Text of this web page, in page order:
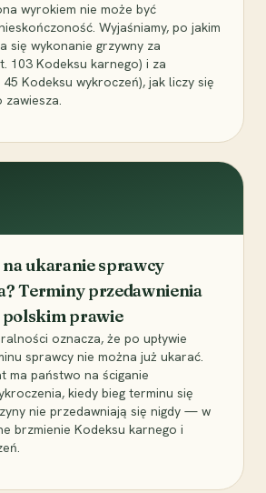
wyrokiem nie może być
Wyjaśniamy, po jakim
się wykonanie grzywny za
103 Kodeksu karnego) i za
Kodeksu wykroczeń), jak liczy się
ukaranie sprawcy
Terminy przedawnienia
prawie
oznacza, że po upływie
sprawcy nie można już ukarać.
ma państwo na ściganie
kiedy bieg terminu się
nie przedawniają się nigdy — w
brzmienie Kodeksu karnego i